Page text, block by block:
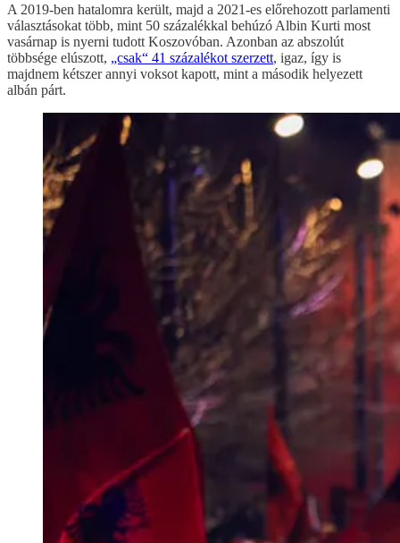
A 2019-ben hatalomra került, majd a 2021-es előrehozott parlamenti
választásokat több, mint 50 százalékkal behúzó Albin Kurti most
vasárnap is nyerni tudott Koszovóban. Azonban az abszolút
többsége elúszott, „csak“ 41 százalékot szerzett, igaz, így is
majdnem kétszer annyi voksot kapott, mint a második helyezett
albán párt.